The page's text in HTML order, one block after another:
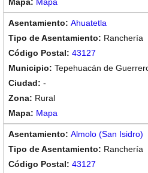
Ahuatetla
Ranchería
43127
Tepehuacán de
-
Rural
Mapa
Almolo (San Isidro)
Ranchería
43127